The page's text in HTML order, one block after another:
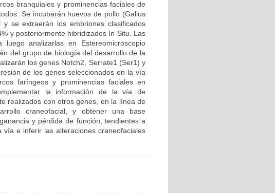
branquiales y prominencias faciales de
Se incubarán huevos de pollo (Gallus
se extraerán los embriones clasificados
y posteriormente hibridizados In Situ. Las
analizarlas en Estereomicroscopio
del grupo de biología del desarrollo de la
los genes Notch2, Serrate1 (Ser1) y
de los genes seleccionados en la vía
faríngeos y prominencias faciales en
la información de la vía de
realizados con otros genes, en la línea de
craneofacial, y obtener una base
y pérdida de función, tendientes a
e inferir las alteraciones craneofaciales